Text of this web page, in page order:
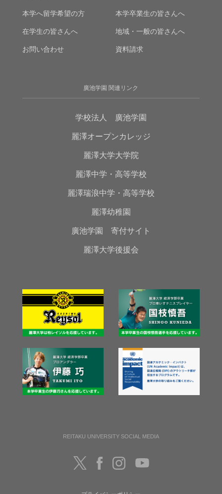
本学へ留学希望の方 本学卒業生の皆さんへ
在学生の皆さんへ 地域・一般の皆さんへ
お問い合わせ 資料請求
廣池学園 関連リンク
学校法人 廣池学園
麗澤オープンカレッジ
麗澤大学大学院
麗澤中学・高等学校
麗澤瑞浪中学・高等学校
麗澤幼稚園
廣池学園 寄付サイト
麗澤大学後援会
REITAKU UNIVERSITY SOCIAL MEDIA